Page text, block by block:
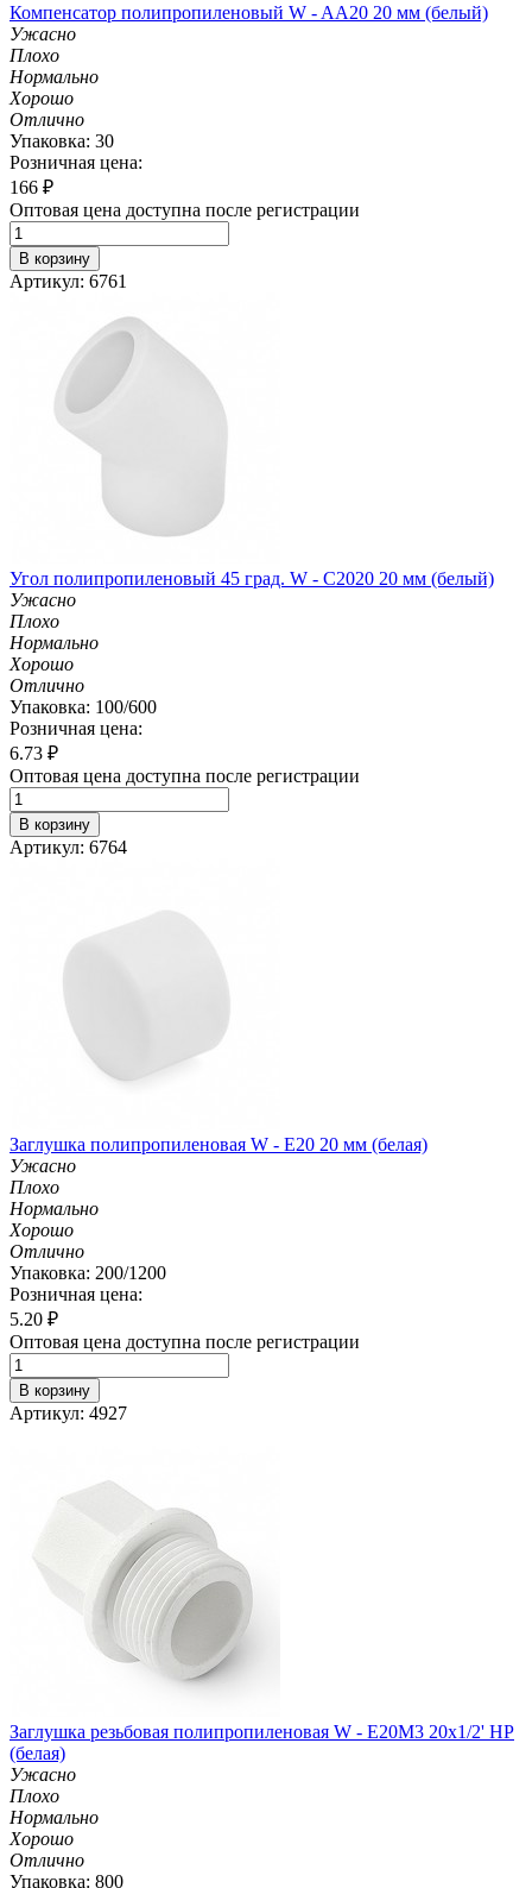
Компенсатор полипропиленовый W - AA20 20 мм (белый)
Ужасно
Плохо
Нормально
Хорошо
Отлично
Упаковка: 30
Розничная цена:
166 ₽
Оптовая цена доступна после регистрации
В корзину
Артикул: 6761
Угол полипропиленовый 45 град. W - C2020 20 мм (белый)
Ужасно
Плохо
Нормально
Хорошо
Отлично
Упаковка: 100/600
Розничная цена:
6.73 ₽
Оптовая цена доступна после регистрации
В корзину
Артикул: 6764
Заглушка полипропиленовая W - E20 20 мм (белая)
Ужасно
Плохо
Нормально
Хорошо
Отлично
Упаковка: 200/1200
Розничная цена:
5.20 ₽
Оптовая цена доступна после регистрации
В корзину
Артикул: 4927
Заглушка резьбовая полипропиленовая W - E20M3 20х1/2' НР
(белая)
Ужасно
Плохо
Нормально
Хорошо
Отлично
Упаковка: 800